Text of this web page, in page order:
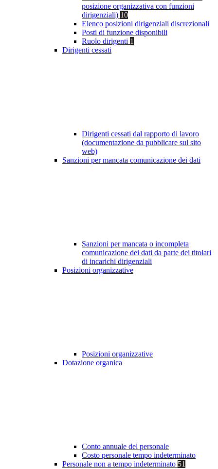
posizione organizzativa con funzioni
dirigenziali) 10
Elenco posizioni dirigenziali discrezionali
Posti di funzione disponibili
Ruolo dirigenti 1
Dirigenti cessati
Dirigenti cessati dal rapporto di lavoro
(documentazione da pubblicare sul sito
web)
Sanzioni per mancata comunicazione dei dati
Sanzioni per mancata o incompleta
comunicazione dei dati da parte dei titolari
di incarichi dirigenziali
Posizioni organizzative
Posizioni organizzative
Dotazione organica
Conto annuale del personale
Costo personale tempo indeterminato
Personale non a tempo indeterminato 51